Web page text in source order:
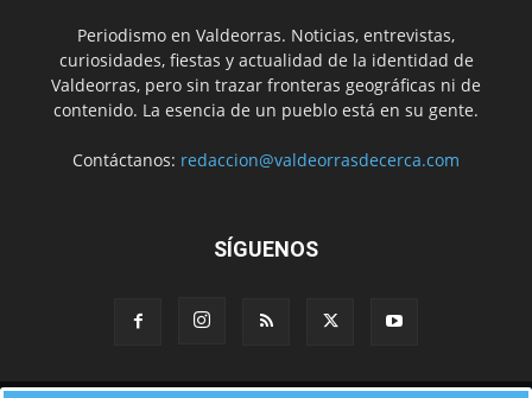
Periodismo en Valdeorras. Noticias, entrevistas,
curiosidades, fiestas y actualidad de la identidad de
Valdeorras, pero sin trazar fronteras geográficas ni de
contenido. La esencia de un pueblo está en su gente.
Contáctanos: redaccion@valdeorrasdecerca.com
SÍGUENOS